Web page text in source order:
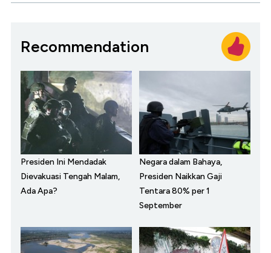
Recommendation
Presiden Ini Mendadak
Dievakuasi Tengah Malam,
Ada Apa?
Negara dalam Bahaya,
Presiden Naikkan Gaji
Tentara 80% per 1
September